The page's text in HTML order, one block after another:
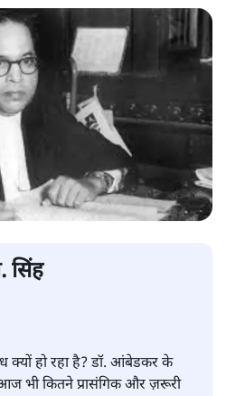
सिंह
क्यों हो रहा है? डॉ. आंबेडकर के
भी कितने प्रासंगिक और ज़रूरी